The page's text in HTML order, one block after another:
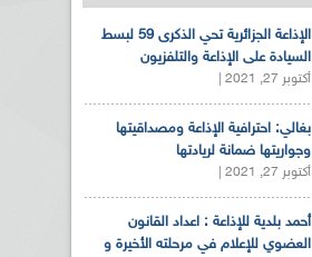
الإذاعة الجزائرية تحي الذكرى 59 لبسط
السيادة على الإذاعة والتلفزيون
أكتوبر 27, 2021 |
بغالي: احترافية الإذاعة ومصداقيتها
وجواريتها ضمانة لريادتها
أكتوبر 27, 2021 |
أحمد بلدية للإذاعة : اعداد القانون
العضوي للإعلام في مرحلته الأخيرة و